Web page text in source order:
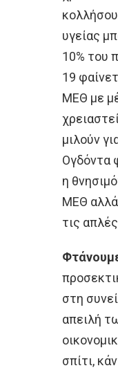
υγείας
10% του
19
ΜΕΘ με
μιλούν
Ογδόντα
η
ΜΕΘ αλλά
τις
στη
απειλή
σπίτι,